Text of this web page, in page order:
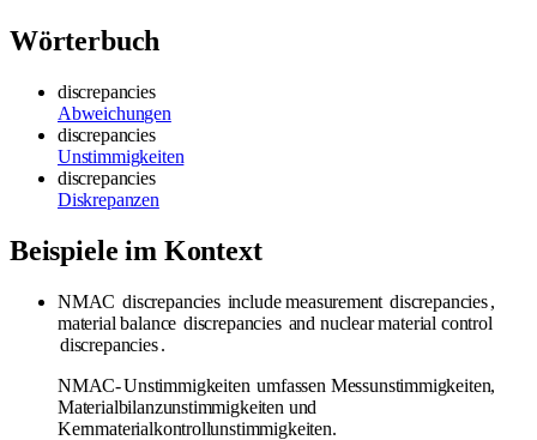
Wörterbuch
discrepancies
Abweichungen
discrepancies
Unstimmigkeiten
discrepancies
Diskrepanzen
Beispiele im Kontext
NMAC discrepancies include measurement discrepancies,
material balance discrepancies and nuclear material control
discrepancies.
NMAC-Unstimmigkeiten umfassen Messunstimmigkeiten,
Materialbilanzunstimmigkeiten und
Kernmaterialkontrollunstimmigkeiten.